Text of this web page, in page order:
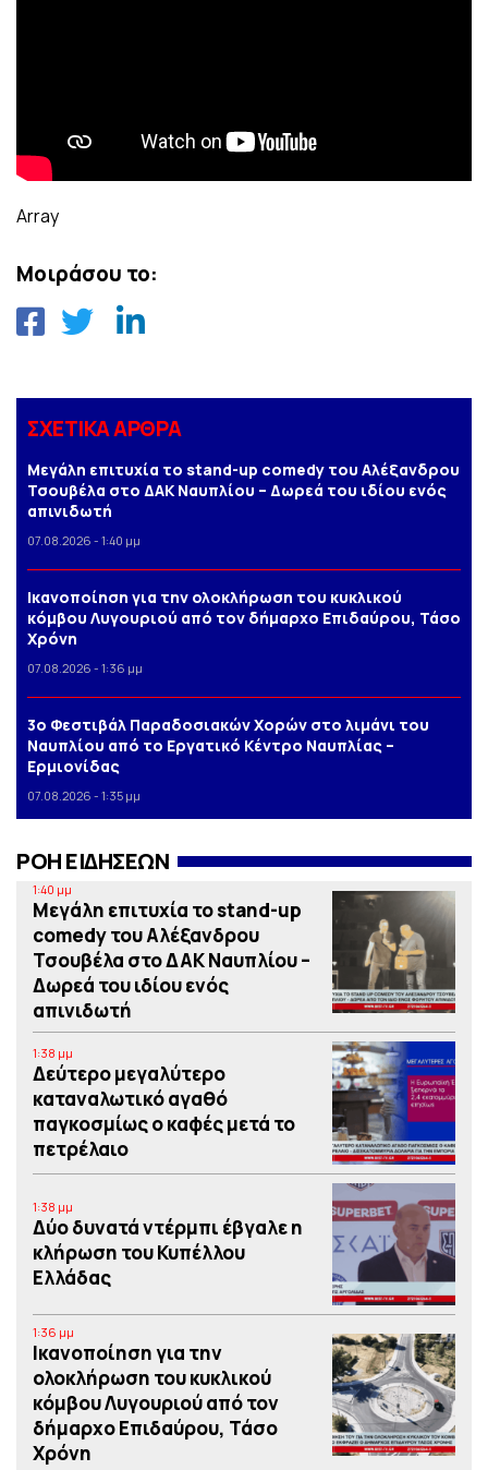
Array
Μοιράσου το:
ΣΧΕΤΙΚΑ ΑΡΘΡΑ
Μεγάλη επιτυχία το stand-up comedy του Αλέξανδρου
Τσουβέλα στο ΔΑΚ Ναυπλίου – Δωρεά του ιδίου ενός
απινιδωτή
07.08.2026 - 1:40 μμ
Iκανοποίηση για την ολοκλήρωση του κυκλικού
κόμβου Λυγουριού από τον δήμαρχο Επιδαύρου, Τάσο
Χρόνη
07.08.2026 - 1:36 μμ
3o Φεστιβάλ Παραδοσιακών Χορών στο λιμάνι του
Ναυπλίου από το Εργατικό Κέντρο Ναυπλίας –
Ερμιονίδας
07.08.2026 - 1:35 μμ
ΡΟΗ ΕΙΔΗΣΕΩΝ
1:40 μμ
Μεγάλη επιτυχία το stand-up
comedy του Αλέξανδρου
Τσουβέλα στο ΔΑΚ Ναυπλίου –
Δωρεά του ιδίου ενός
απινιδωτή
1:38 μμ
Δεύτερο μεγαλύτερο
καταναλωτικό αγαθό
παγκοσμίως ο καφές μετά το
πετρέλαιο
1:38 μμ
Δύο δυνατά ντέρμπι έβγαλε η
κλήρωση του Κυπέλλου
Ελλάδας
1:36 μμ
Iκανοποίηση για την
ολοκλήρωση του κυκλικού
κόμβου Λυγουριού από τον
δήμαρχο Επιδαύρου, Τάσο
Χρόνη